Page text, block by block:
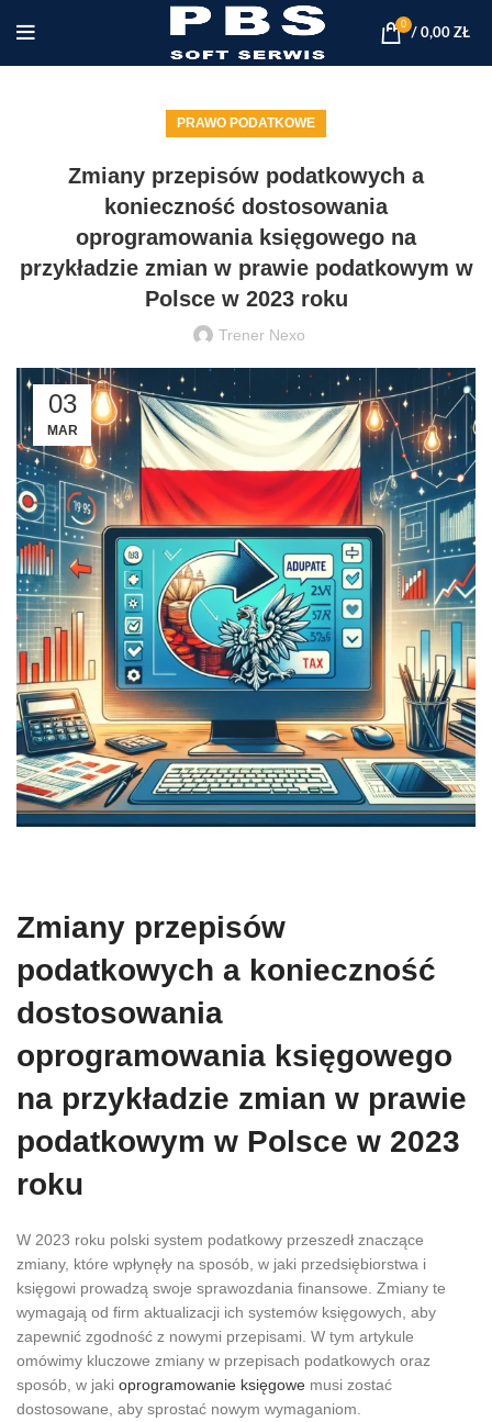
0
/ 0,00 ZŁ
PRAWO PODATKOWE
Zmiany przepisów podatkowych a
konieczność dostosowania
oprogramowania księgowego na
przykładzie zmian w prawie podatkowym w
Polsce w 2023 roku
Trener Nexo
03
MAR
Zmiany przepisów
podatkowych a konieczność
dostosowania
oprogramowania księgowego
na przykładzie zmian w prawie
podatkowym w Polsce w 2023
roku
W 2023 roku polski system podatkowy przeszedł znaczące
zmiany, które wpłynęły na sposób, w jaki przedsiębiorstwa i
księgowi prowadzą swoje sprawozdania finansowe. Zmiany te
wymagają od firm aktualizacji ich systemów księgowych, aby
zapewnić zgodność z nowymi przepisami. W tym artykule
omówimy kluczowe zmiany w przepisach podatkowych oraz
sposób, w jaki oprogramowanie księgowe musi zostać
dostosowane, aby sprostać nowym wymaganiom.